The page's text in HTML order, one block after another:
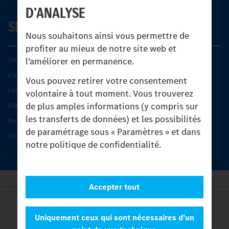
D’ANALYSE
Nous souhaitons ainsi vous permettre de
profiter au mieux de notre site web et
l’améliorer en permanence.
Vous pouvez retirer votre consentement
volontaire à tout moment. Vous trouverez
de plus amples informations (y compris sur
les transferts de données) et les possibilités
de paramétrage sous « Paramètres » et dans
notre politique de confidentialité.
Uniquement ceux qui sont nécessaires d’un
Accepter tout
SERVICE
Journées diagnostic Technique S.A.V Unimog
L'offre de services Unimog
Les produits phares
Pièces d’origine
Protection et maintien de la valeur
Trouver un partenaire
Provider
Legal Notice